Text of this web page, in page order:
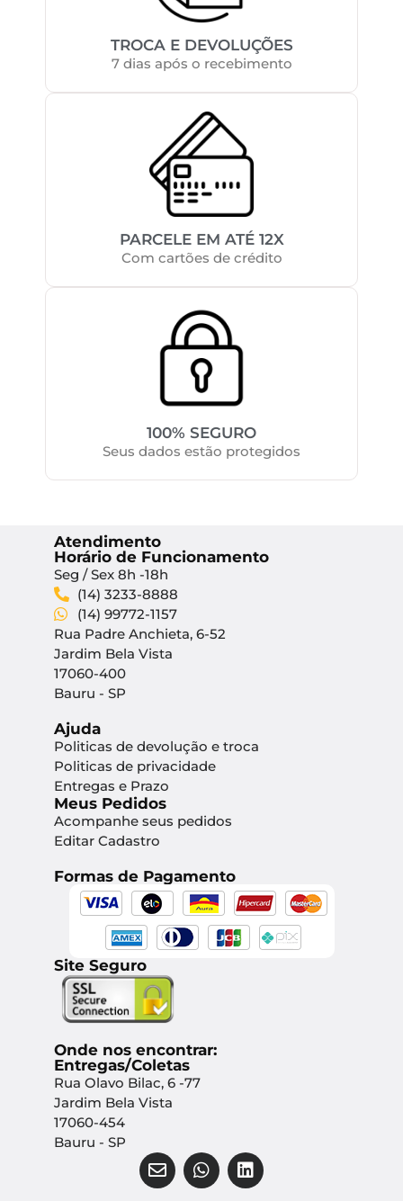
TROCA E DEVOLUÇÕES
7 dias após o recebimento
PARCELE EM ATÉ 12X
Com cartões de crédito
100% SEGURO
Seus dados estão protegidos
Atendimento
Horário de Funcionamento
Seg / Sex 8h -18h
(14) 3233-8888
(14) 99772-1157
Rua Padre Anchieta, 6-52
Jardim Bela Vista
17060-400
Bauru - SP
Ajuda
Politicas de devolução e troca
Politicas de privacidade
Entregas e Prazo
Meus Pedidos
Acompanhe seus pedidos
Editar Cadastro
Formas de Pagamento
Site Seguro
Onde nos encontrar:
Entregas/Coletas
Rua Olavo Bilac, 6 -77
Jardim Bela Vista
17060-454
Bauru - SP